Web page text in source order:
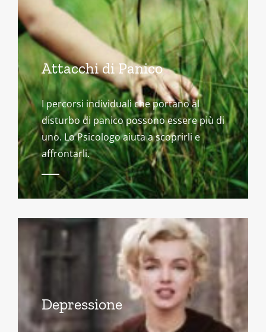
Attacchi di Panico
I percorsi individuali che portano al
disturbo di panico possono essere più di
uno. Lo Psicologo aiuta a scoprirli e
affrontarli.
Depressione